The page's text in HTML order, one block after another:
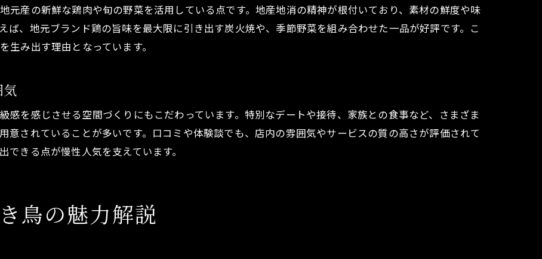
焼き鳥で接待を成功に導く雰囲気作り
焼き鳥と個室で叶う理想のデート時間
焼き鳥空間が接待にも選ばれる理由とは
焼き鳥が口コミで高評価を集める理由
焼き鳥の評判を支える本物の味わい
焼き鳥好きが太鼓判を押す醍醐味体験
元産の新鮮な鶏肉や旬の野菜を活用している点です。地産地消の精神が根付いており、素材の鮮度や味
ば、地元ブランド鶏の旨味を最大限に引き出す炭火焼や、季節野菜を組み合わせた一品が好評です。こ
み出す理由となっています。
気
感を感じさせる空間づくりにもこだわっています。特別なデートや接待、家族との食事など、さまざま
意されていることが多いです。口コミや体験談でも、店内の雰囲気やサービスの質の高さが評価されて
きる点が慢性人気を支えています。
鳥の魅力解説